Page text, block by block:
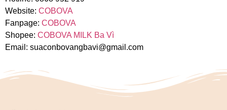
Website: COBOVA
Fanpage: COBOVA
Shopee: COBOVA MILK Ba Vì
Email: suaconbovangbavi@gmail.com